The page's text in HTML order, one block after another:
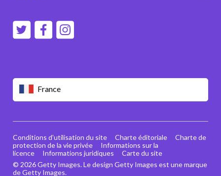
France
© 2026 Getty Images. Le design Getty Images est une marque
de Getty Images.
Conditions d'utilisation du site Charte éditoriale
Charte de
protection de la vie privée
Informations sur la
licence
Informations juridiques Carte du site